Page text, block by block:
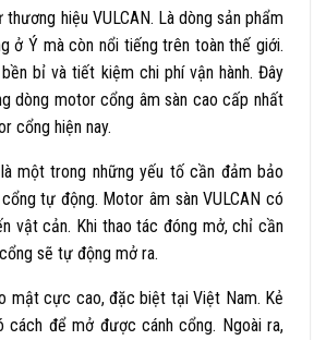
hiệu VULCAN. Là dòng sản phẩm
ở Ý mà còn nổi tiếng trên toàn thế giới.
bỉ và tiết kiệm chi phí vận hành. Đây
dòng motor cổng âm sàn cao cấp nhất
cổng hiện nay.
một trong những yếu tố cần đảm bảo
tự động. Motor âm sàn VULCAN có
vật cản. Khi thao tác đóng mở, chỉ cần
sẽ tự động mở ra.
mật cực cao, đặc biệt tại Việt Nam. Kẻ
cách để mở được cánh cổng. Ngoài ra,